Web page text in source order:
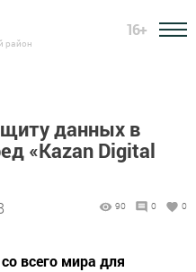
район
16+
данных в
«Kazan Digital
90 0 0
всего мира для